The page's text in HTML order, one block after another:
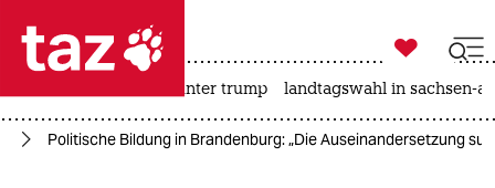
 taz zahl ich
taz zahl ich

taz zahl ich
usa unter trump landtagswahl in sachsen-
Politische Bildung in Brandenburg: „Die Auseinandersetzung